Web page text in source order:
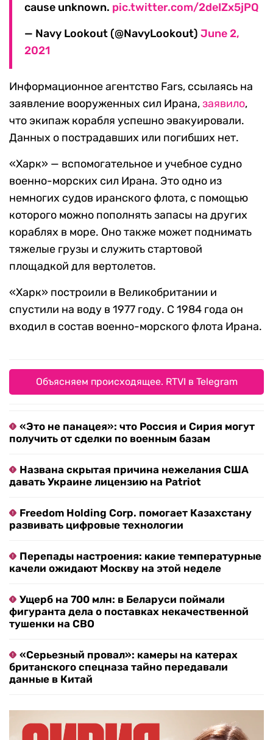
cause unknown. pic.twitter.com/2deIZx5jPQ
— Navy Lookout (@NavyLookout) June 2,
2021
Информационное агентство Fars, ссылаясь на
заявление вооруженных сил Ирана,заявило,
что экипаж корабля успешно эвакуировали.
Данных о пострадавших или погибших нет.
«Харк» — вспомогательное и учебное судно
военно-морских сил Ирана. Это одно из
немногих судов иранского флота, с помощью
которого можно пополнять запасы на других
кораблях в море. Оно также может поднимать
тяжелые грузы и служить стартовой
площадкой для вертолетов.
«Харк» построили в Великобритании и
спустили на воду в 1977 году. С 1984 года он
входил в состав военно-морского флота Ирана.
Объясняем происходящее. RTVI в Telegram
«Это не панацея»: что Россия и Сирия могут
получить от сделки по военным базам
Названа скрытая причина нежелания США
давать Украине лицензию на Patriot
Freedom Holding Corp. помогает Казахстану
развивать цифровые технологии
Перепады настроения: какие температурные
качели ожидают Москву на этой неделе
Ущерб на 700 млн: в Беларуси поймали
фигуранта дела о поставках некачественной
тушенки на СВО
«Серьезный провал»: камеры на катерах
британского спецназа тайно передавали
данные в Китай